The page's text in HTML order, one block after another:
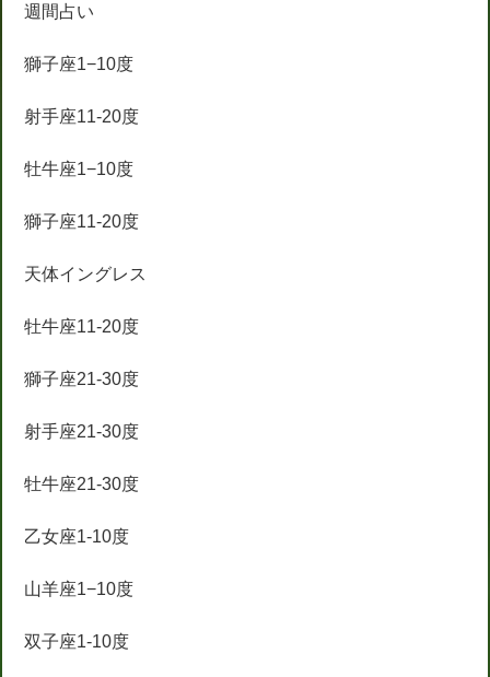
週間占い
獅子座1−10度
射手座11-20度
牡牛座1−10度
獅子座11-20度
天体イングレス
牡牛座11-20度
獅子座21-30度
射手座21-30度
牡牛座21-30度
乙女座1-10度
山羊座1−10度
双子座1-10度